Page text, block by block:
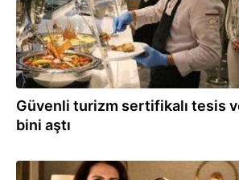
Güvenli turizm sertifikalı tesis ve
bini aştı